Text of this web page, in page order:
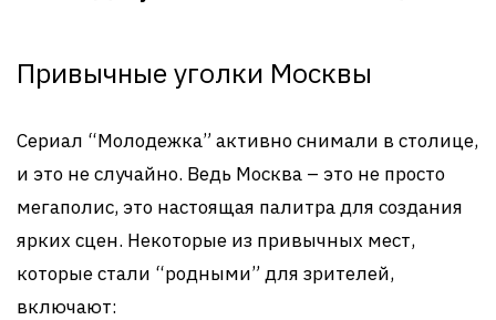
Привычные уголки Москвы
Сериал “Молодежка” активно снимали в столице,
и это не случайно. Ведь Москва – это не просто
мегаполис, это настоящая палитра для создания
ярких сцен. Некоторые из привычных мест,
которые стали “родными” для зрителей,
включают: